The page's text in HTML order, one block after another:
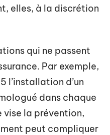
elles, à la discrétion
qui ne passent
Par exemple,
l’installation d’un
dans chaque
vise la prévention,
peut compliquer